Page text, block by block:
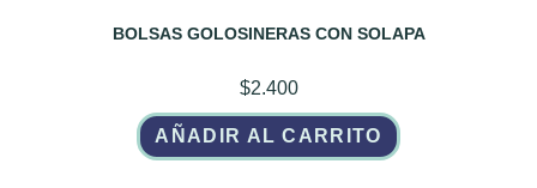
BOLSAS GOLOSINERAS CON SOLAPA
$2.400
AÑADIR AL CARRITO